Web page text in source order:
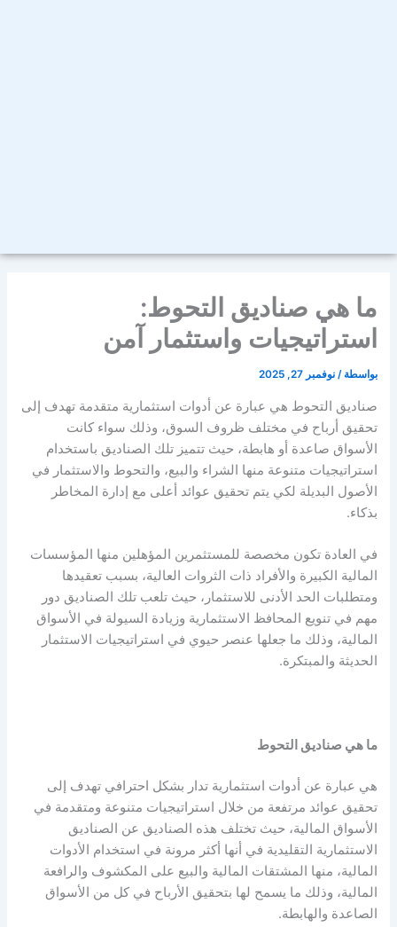
ما هي صناديق التحوط:
استراتيجيات واستثمار آمن
بواسطة/نوفمبر 27, 2025
صناديق التحوط هي عبارة عن أدوات استثمارية متقدمة تهدف إلى
تحقيق أرباح في مختلف ظروف السوق، وذلك سواء كانت
الأسواق صاعدة أو هابطة، حيث تتميز تلك الصناديق باستخدام
استراتيجيات متنوعة منها الشراء والبيع، والتحوط والاستثمار في
الأصول البديلة لكي يتم تحقيق عوائد أعلى مع إدارة المخاطر
بذكاء.
في العادة تكون مخصصة للمستثمرين المؤهلين منها المؤسسات
المالية الكبيرة والأفراد ذات الثروات العالية، بسبب تعقيدها
ومتطلبات الحد الأدنى للاستثمار، حيث تلعب تلك الصناديق دور
مهم في تنويع المحافظ الاستثمارية وزيادة السيولة في الأسواق
المالية، وذلك ما جعلها عنصر حيوي في استراتيجيات الاستثمار
الحديثة والمبتكرة.
ما هي صناديق التحوط
هي عبارة عن أدوات استثمارية تدار بشكل احترافي تهدف إلى
تحقيق عوائد مرتفعة من خلال استراتيجيات متنوعة ومتقدمة في
الأسواق المالية، حيث تختلف هذه الصناديق عن الصناديق
الاستثمارية التقليدية في أنها أكثر مرونة في استخدام الأدوات
المالية، منها المشتقات المالية والبيع على المكشوف والرافعة
المالية، وذلك ما يسمح لها بتحقيق الأرباح في كل من الأسواق
الصاعدة والهابطة.